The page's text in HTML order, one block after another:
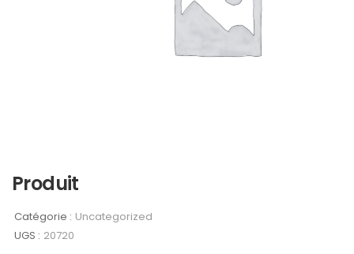
Produit
Catégorie : Uncategorized
UGS : 20720